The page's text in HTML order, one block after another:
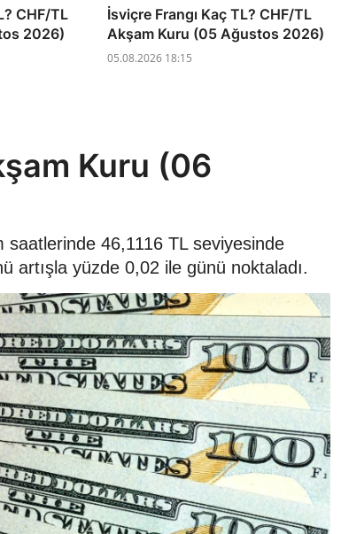
CHF/TL
2026)
İsviçre Frangı Kaç TL? CHF/TL
Akşam Kuru (05 Ağustos 2026)
05.08.2026 18:15
Kuru (06
46,1116 TL seviyesinde
artışla yüzde 0,02 ile günü noktaladı.